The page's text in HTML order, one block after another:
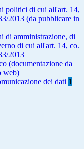
politici di cui all'art. 14,
2013 (da pubblicare in
di amministrazione, di
di cui all'art. 14, co.
2013
(documentazione da
web)
dei dati 1